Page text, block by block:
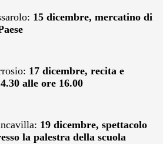
15 dicembre, mercatino di
17 dicembre, recita e
alle ore 16.00
19 dicembre, spettacolo
la palestra della scuola